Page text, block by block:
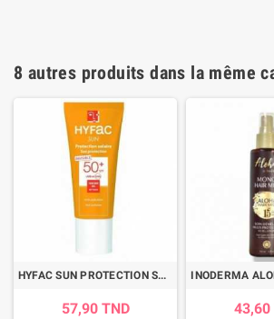
8 autres produits dans la même
HYFAC SUN PROTECTION SOLAIRE INVISIBLE SPF50 40ML
57,90 TND 43,60